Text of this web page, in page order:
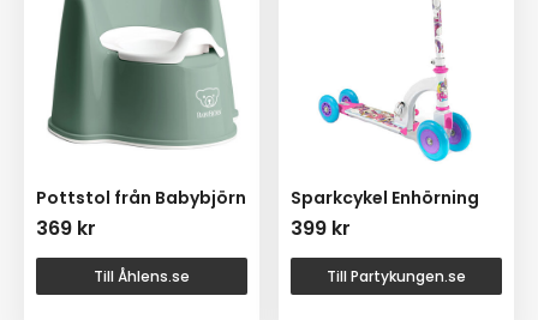
Pottstol från Babybjörn
369 kr
Till Åhlens.se
Sparkcykel Enhörning
399 kr
Till Partykungen.se